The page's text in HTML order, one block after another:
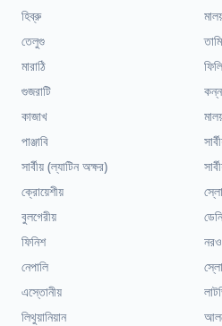
হিব্রু
তেলুগু
মারাঠি
গুজরাটি
কাজাখ
পাঞ্জাবি
সার্বীয় (ল্যাটিন অক্ষর)
ক্রোয়েশীয়
বুলগেরীয়
ফিনিশ
নেপালি
এস্তোনীয়
লিথুয়ানিয়ান